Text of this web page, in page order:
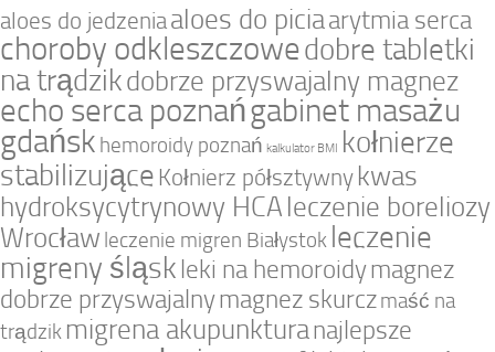
aloes do jedzenia aloes do piciaarytmia serca
choroby odkleszczowedobre tabletki
na trądzikdobrze przyswajalny magnez
echo serca poznańgabinet masażu
gdańsk hemoroidy poznań kalkulator BMI kołnierze
stabilizujące Kołnierz półsztywny kwas
hydroksycytrynowy HCA leczenie boreliozy
Wrocław leczenie migren Białystok leczenie
migreny śląsk leki na hemoroidymagnez
dobrze przyswajalnymagnez skurczmaść na
trądzik migrena akupunkturanajlepsze